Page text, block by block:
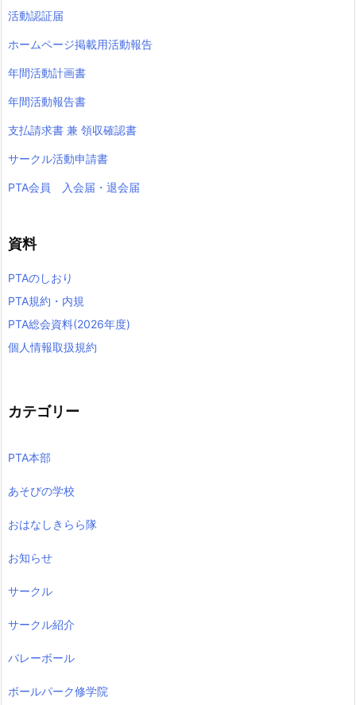
活動認証届
ホームページ掲載用活動報告
年間活動計画書
年間活動報告書
支払請求書 兼 領収確認書
サークル活動申請書
PTA会員 入会届・退会届
資料
PTAのしおり
PTA規約・内規
PTA総会資料(2026年度)
個人情報取扱規約
カテゴリー
PTA本部
あそびの学校
おはなしきらら隊
お知らせ
サークル
サークル紹介
バレーボール
ボールパーク修学院